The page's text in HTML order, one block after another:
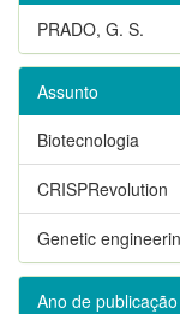
PRADO, G. S.
Assunto
Biotecnologia
CRISPRevolution
Genetic
Ano de publicação